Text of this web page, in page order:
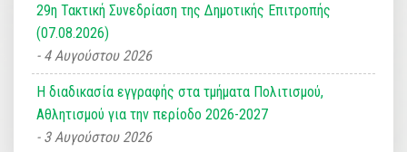
29η Τακτική Συνεδρίαση της Δημοτικής Επιτροπής
(07.08.2026)
4 Αυγούστου 2026
Η διαδικασία εγγραφής στα τμήματα Πολιτισμού,
Αθλητισμού για την περίοδο 2026-2027
3 Αυγούστου 2026